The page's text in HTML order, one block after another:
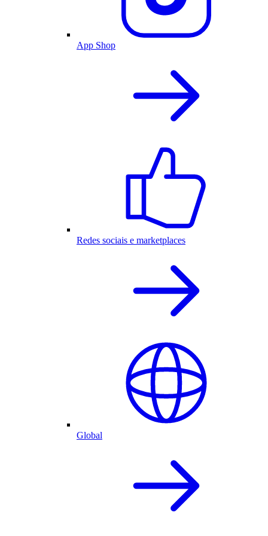
App Shop
Redes sociais e marketplaces
Global